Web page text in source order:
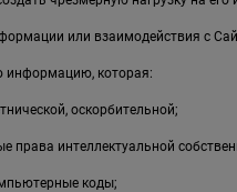
или взаимодействия с
информацию, которая:
оскорбительной;
интеллектуальной
коды;